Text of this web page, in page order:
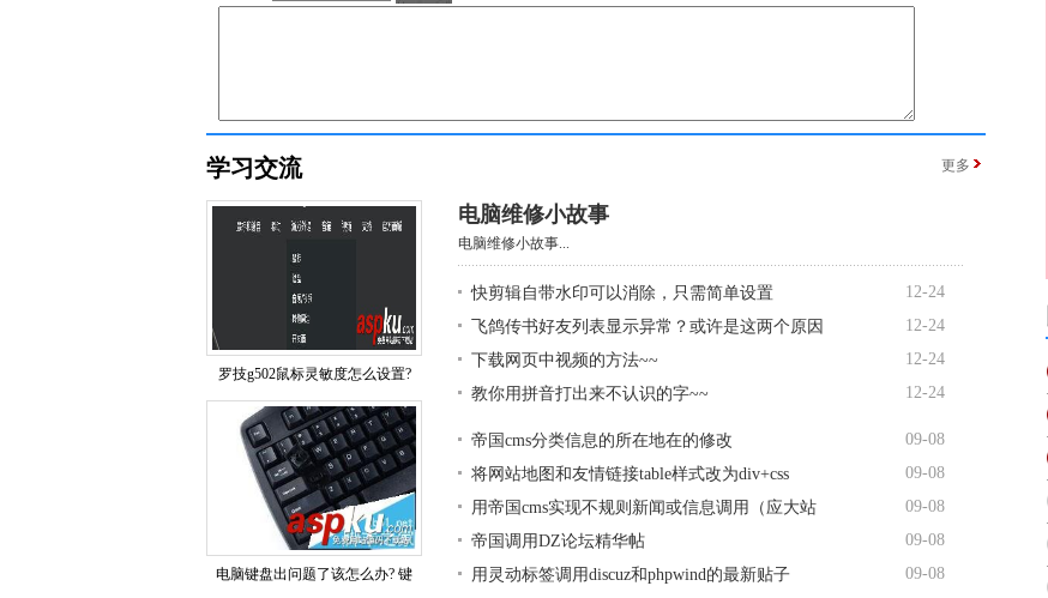
学习交流 更多
罗技g502鼠标灵敏度怎么设置?
电脑键盘出问题了该怎么办? 键
电脑维修小故事
电脑维修小故事...
快剪辑自带水印可以消除，只需简单设置
12-24
飞鸽传书好友列表显示异常？或许是这两个原因
12-24
下载网页中视频的方法~~
12-24
教你用拼音打出来不认识的字~~
12-24
帝国cms分类信息的所在地在的修改
09-08
将网站地图和友情链接table样式改为div+css
09-08
用帝国cms实现不规则新闻或信息调用（应大站
09-08
帝国调用DZ论坛精华帖
09-08
用灵动标签调用discuz和phpwind的最新贴子
09-08